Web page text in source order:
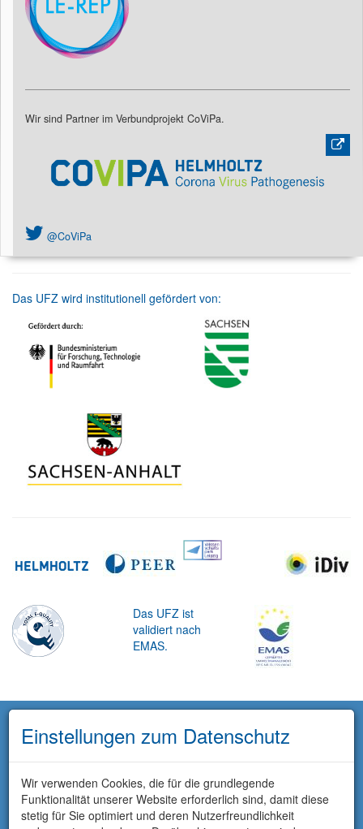
Wir sind Partner im Verbundprojekt CoViPa.
@CoViPa
Das UFZ wird institutionell gefördert von:
Das UFZ ist
validiert nach
EMAS.
Einstellungen zum Datenschutz
Wir verwenden Cookies, die für die grundlegende
Funktionalität unserer Website erforderlich sind, damit diese
stetig für Sie optimiert und deren Nutzerfreundlichkeit